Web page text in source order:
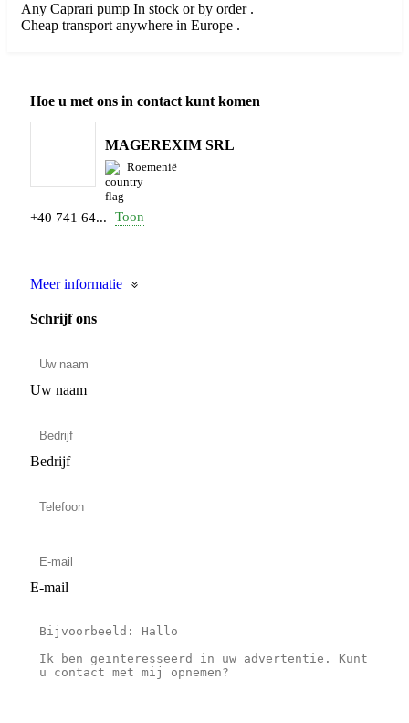
Any Caprari pump In stock or by order .
Cheap transport anywhere in Europe .
Hoe u met ons in contact kunt komen
MAGEREXIM SRL
Roemenië
+40 741 64... Toon
Meer informatie
Schrijf ons
Uw naam
Bedrijf
E-mail